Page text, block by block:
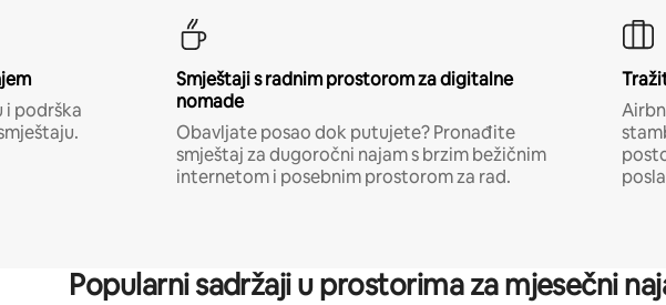
i podrška
Smještaji s radnim prostorom za digitalne
nomade
Obavljate posao dok putujete? Pronađite
smještaj za dugoročni najam s brzim bežičnim
internetom i posebnim prostorom za rad.
Popularni sadržaji u prostorima za mjesečni